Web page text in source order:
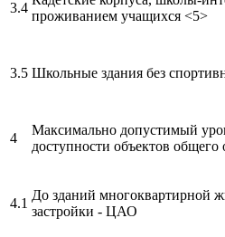
3.4
проживанием учащихся <5>
3.5 Школьные здания без
4
Максимально допустимый
доступности объектов общего
4.1
До зданий многоквартирной
застройки - ЦАО